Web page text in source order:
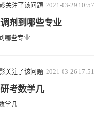
关注了该问题 2021-03-29 10:57
剂到哪些专业
哪些专业
关注了该问题 2021-03-26 17:51
考数学几
学几